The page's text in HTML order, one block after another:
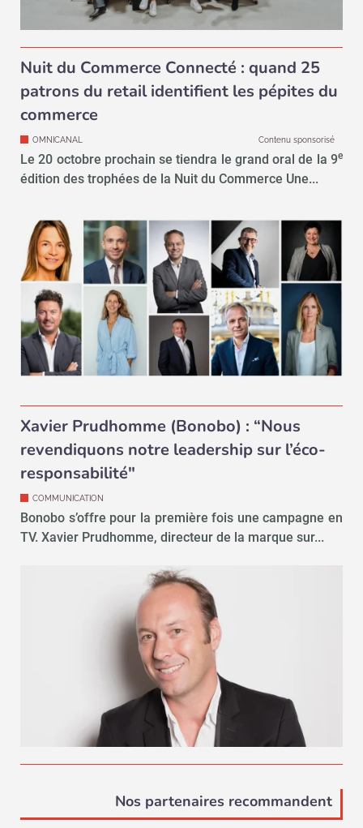
Nuit du Commerce Connecté : quand 25
patrons du retail identifient les pépites du
commerce
OMNICANAL Contenu sponsorisé
Le 20 octobre prochain se tiendra le grand oral de la 9e
édition des trophées de la Nuit du Commerce Une...
Xavier Prudhomme (Bonobo) : “Nous
revendiquons notre leadership sur l’éco-
responsabilité"
COMMUNICATION
Bonobo s’offre pour la première fois une campagne en
TV. Xavier Prudhomme, directeur de la marque sur...
Nos partenaires recommandent